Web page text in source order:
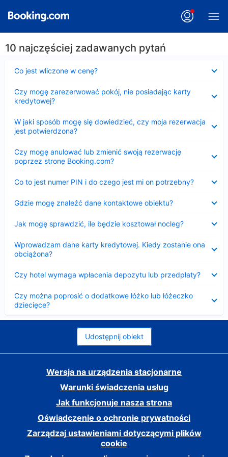
10 najczęściej zadawanych pytań
Co jest wliczone w cenę?
Czy mogę zarezerwować pokój, nie posiadając karty
kredytowej?
W jaki sposób mogę się dowiedzieć, czy moja rezerwacja
jest potwierdzona?
Czy mogę anulować lub zmienić swoją rezerwację
poprzez stronę Booking.com?
Co to jest numer PIN i do czego jest mi on potrzebny?
Gdzie mogę znaleźć dane kontaktowe obiektu?
Jak mogę sprawdzić, ile będzie kosztował nocleg?
Wprowadzam dane karty kredytowej. Kiedy zostanie ona
obciążona?
Czy hotel wymaga wpłacenia depozytu lub przedpłaty?
Czy można poprosić o dodatkowe łóżko lub łóżeczko
dziecięce?
Udostępnij obiekt
Wersja na urządzenia stacjonarne
Warunki świadczenia usług
Jak funkcjonuje nasza strona
Oświadczenie o ochronie prywatności
Zarządzaj ustawieniami dotyczącymi plików
cookie